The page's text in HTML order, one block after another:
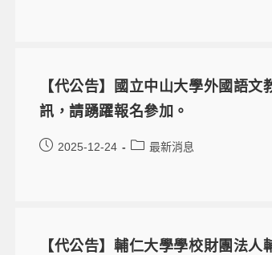
【代公告】國立中山大學外國語
訊，請踴躍報名參加。
2025-12-24 最新消息
【代公告】輔仁大學學校財團法